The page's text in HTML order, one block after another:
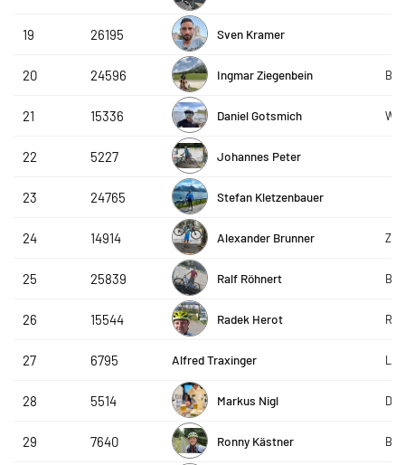
19 26195 Sven Kramer
20 24596 Ingmar Ziegenbein
21 15336 Daniel Gotsmich
22 5227 Johannes Peter
23 24765 Stefan Kletzenbauer
24 14914 Alexander Brunner ZF
25 25839 Ralf Röhnert
26 15544 Radek Herot
27 6795 Alfred Traxinger
28 5514 Markus Nigl
29 7640 Ronny Kästner